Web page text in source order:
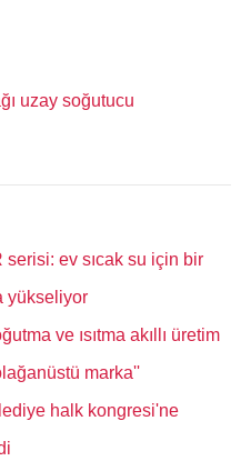
uzay soğutucu
ev sıcak su için bir
yükseliyor
ve ısıtma akıllı üretim
marka''
halk kongresi'ne